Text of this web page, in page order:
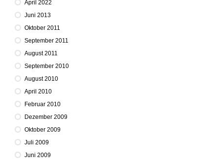
April 2022
Juni 2013
Oktober 2011
September 2011
August 2011
September 2010
August 2010
April 2010
Februar 2010
Dezember 2009
Oktober 2009
Juli 2009
Juni 2009